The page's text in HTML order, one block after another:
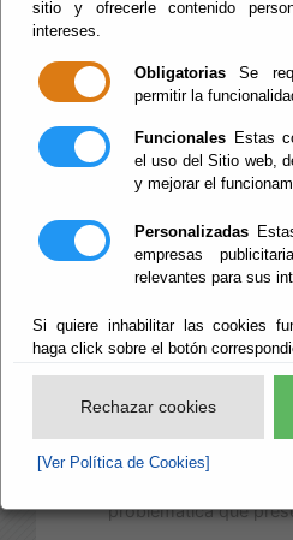
sitio y ofrecerle contenido
intereses.
Obligatorias Se
permitir la
Funcionales Estas
el uso del Sitio web,
y mejorar el
Personalizadas
empresas
relevantes para sus
Si quiere inhabilitar las cookies
haga click sobre el botón
Rechazar cookies
[Ver Política de Cookies]
Atención
Inmediata
Centro de
inmediata
LÍNEA 900 71 35 35
Proporciona una acogida
víctimas de violencia de
Alojamiento temporal
riesgo.
Atención por un
problemática que